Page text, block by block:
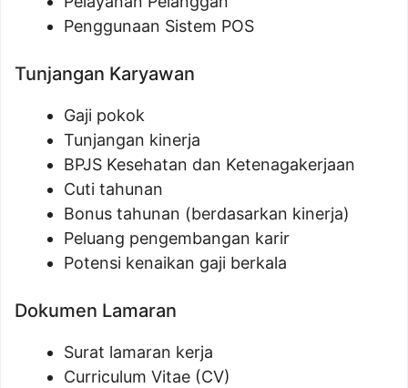
Penggunaan Sistem POS
Tunjangan Karyawan
Gaji pokok
Tunjangan kinerja
BPJS Kesehatan dan Ketenagakerjaan
Cuti tahunan
Bonus tahunan (berdasarkan kinerja)
Peluang pengembangan karir
Potensi kenaikan gaji berkala
Dokumen Lamaran
Surat lamaran kerja
Curriculum Vitae (CV)